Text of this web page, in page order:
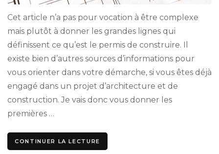
Cet article n’a pas pour vocation à être complexe
mais plutôt à donner les grandes lignes qui
définissent ce qu’est le permis de construire. Il
existe bien d’autres sources d’informations pour
vous orienter dans votre démarche, si vous êtes déjà
engagé dans un projet d’architecture et de
construction. Je vais donc vous donner les
premières …
CONTINUER LA LECTURE